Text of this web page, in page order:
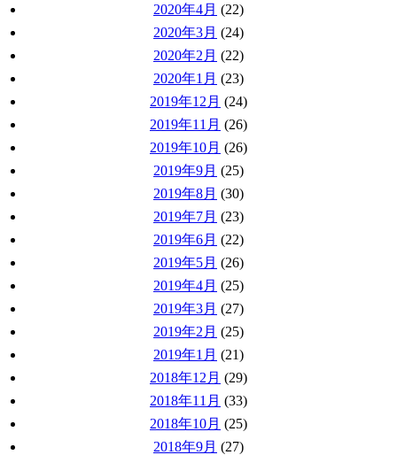
2020年4月 (22)
2020年3月 (24)
2020年2月 (22)
2020年1月 (23)
2019年12月 (24)
2019年11月 (26)
2019年10月 (26)
2019年9月 (25)
2019年8月 (30)
2019年7月 (23)
2019年6月 (22)
2019年5月 (26)
2019年4月 (25)
2019年3月 (27)
2019年2月 (25)
2019年1月 (21)
2018年12月 (29)
2018年11月 (33)
2018年10月 (25)
2018年9月 (27)